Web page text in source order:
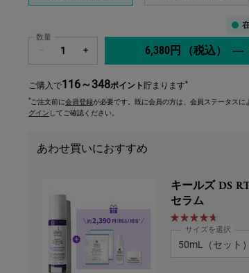
ルズ ウォータークリーム CL - ズーム画像
数量
+ 6,380円 （税込） ―
ご購入で116～348ポイント貯まります*
* ご注文前に会員登録が必要です。既に会員の方は、会員ステータスに
グイン してご確認ください。
あわせ買いにおすすめ
キールズ DS
セラム
サイズを選択